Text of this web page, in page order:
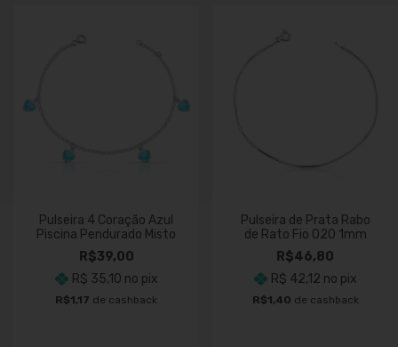
Pulseira 4 Coração Azul
Piscina Pendurado Misto
R$39,00
R$ 35,10 no pix
R$1,17 de cashback
Pulseira de Prata Rabo
de Rato Fio 020 1mm
R$46,80
R$ 42,12 no pix
R$1,40 de cashback